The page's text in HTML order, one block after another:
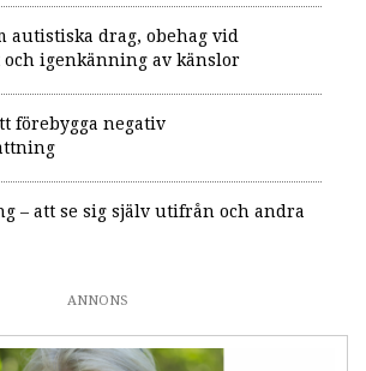
autistiska drag, obehag vid
och igenkänning av känslor
förebygga negativ
– att se sig själv utifrån och andra
ANNONS